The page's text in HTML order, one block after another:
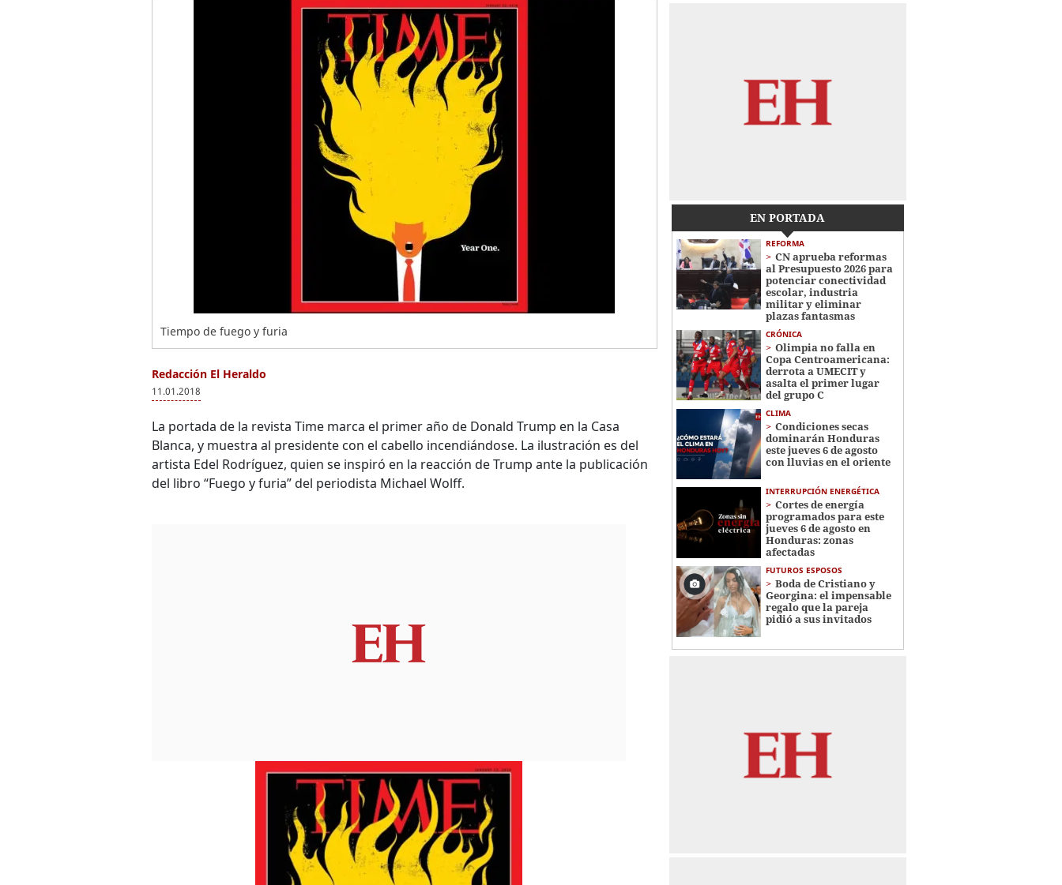
Tiempo de fuego y furia
Redacción El Heraldo
11.01.2018
La portada de la revista Time marca el primer año de Donald Trump en la Casa
Blanca, y muestra al presidente con el cabello incendiándose. La ilustración es del
artista Edel Rodríguez, quien se inspiró en la reacción de Trump ante la publicación
del libro “Fuego y furia” del periodista Michael Wolff.
EN PORTADA
REFORMA
CN aprueba reformas
al Presupuesto 2026 para
potenciar conectividad
escolar, industria
militar y eliminar
plazas fantasmas
CRÓNICA
Olimpia no falla en
Copa Centroamericana:
derrota a UMECIT y
asalta el primer lugar
del grupo C
CLIMA
Condiciones secas
dominarán Honduras
este jueves 6 de agosto
con lluvias en el oriente
INTERRUPCIÓN ENERGÉTICA
Cortes de energía
programados para este
jueves 6 de agosto en
Honduras: zonas
afectadas
FUTUROS ESPOSOS
Boda de Cristiano y
Georgina: el impensable
regalo que la pareja
pidió a sus invitados